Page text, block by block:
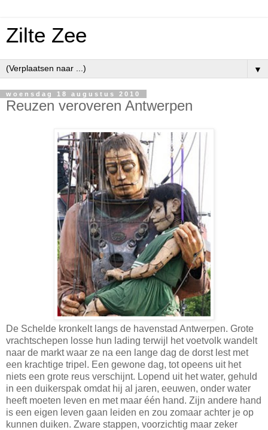
Zilte Zee
▼
woensdag 18 augustus 2010
Reuzen veroveren Antwerpen
De Schelde kronkelt langs de havenstad Antwerpen. Grote
vrachtschepen losse hun lading terwijl het voetvolk wandelt
naar de markt waar ze na een lange dag de dorst lest met
een krachtige tripel. Een gewone dag, tot opeens uit het
niets een grote reus verschijnt. Lopend uit het water, gehuld
in een duikerspak omdat hij al jaren, eeuwen, onder water
heeft moeten leven en met maar één hand. Zijn andere hand
is een eigen leven gaan leiden en zou zomaar achter je op
kunnen duiken. Zware stappen, voorzichtig maar zeker